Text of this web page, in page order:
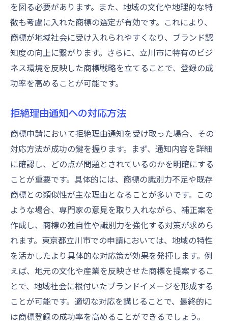
を図る必要があります。また、地域の文化や地理的な特
徴も考慮に入れた商標の選定が有効です。これにより、
商標が地域社会に受け入れられやすくなり、ブランド認
知度の向上に繋がります。さらに、立川市に特有のビジ
ネス環境を反映した商標戦略を立てることで、登録の成
功率を高めることが可能です。
拒絶理由通知への対応方法
商標申請において拒絶理由通知を受け取った場合、その
対応方法が成功の鍵を握ります。まず、通知内容を詳細
に確認し、どの点が問題とされているのかを明確にする
ことが重要です。具体的には、商標の識別力不足や既存
商標との類似性が主な理由となることが多いです。この
ような場合、専門家の意見を取り入れながら、補正案を
作成し、商標の独自性や識別力を強化する対策が求めら
れます。東京都立川市での申請においては、地域の特性
を活かしたより具体的な対応策が効果を発揮します。例
えば、地元の文化や産業を反映させた商標を提案するこ
とで、地域社会に根付いたブランドイメージを形成する
ことが可能です。適切な対応を講じることで、最終的に
は商標登録の成功率を高めることができるでしょう。